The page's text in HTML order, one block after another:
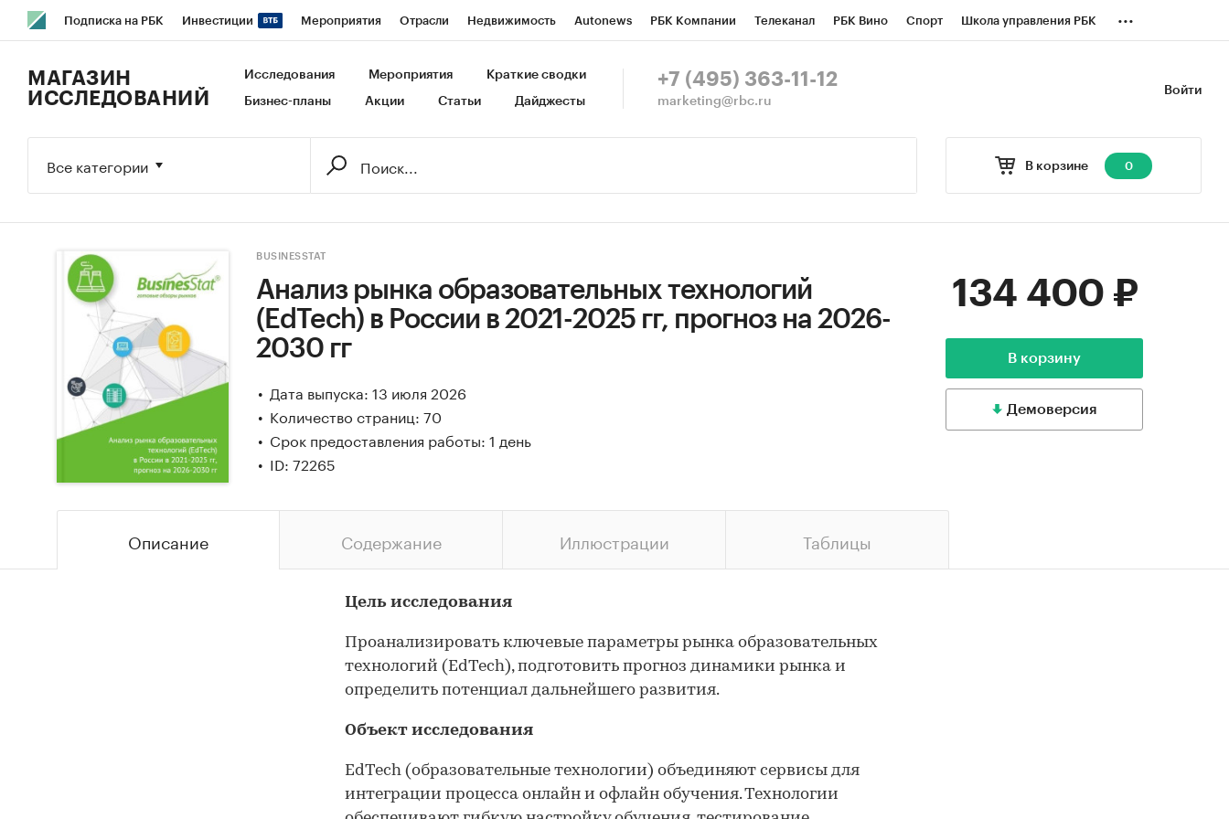
Подписка на РБК Инвестиции Мероприятия Отрасли Недвижимость Autonews РБК Компании Телеканал РБК Вино Спорт Школа управления РБК
Исследования Кредитные рейтинги Франшизы Газета Спецпроекты СПб Конференции СПб Спецпроекты
...
Войти
МАГАЗИН
ИССЛЕДОВАНИЙ
Исследования Мероприятия Краткие сводки
Бизнес-планы Акции Статьи Дайджесты
+7 (495) 363-11-12
marketing@rbc.ru
В корзине 0
Все категории
BUSINESSTAT
Анализ рынка образовательных технологий
(EdTech) в России в 2021-2025 гг, прогноз на 2026-
2030 гг
Дата выпуска: 13 июля 2026
Количество страниц: 70
Срок предоставления работы: 1 день
ID: 72265
134 400 ₽
В корзину
Демоверсия
Описание Содержание Иллюстрации Таблицы
Цель исследования
Проанализировать ключевые параметры рынка образовательных
технологий (EdTech), подготовить прогноз динамики рынка и
определить потенциал дальнейшего развития.
Объект исследования
EdTech (образовательные технологии) объединяют сервисы для
интеграции процесса онлайн и офлайн обучения. Технологии